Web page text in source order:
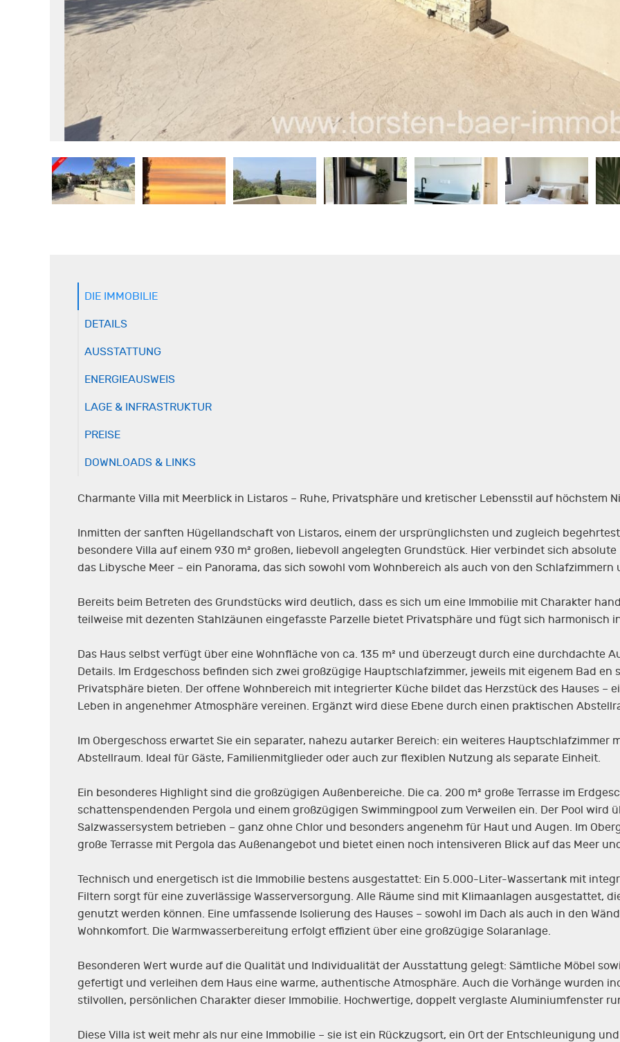
DIE IMMOBILIE
DETAILS
AUSSTATTUNG
ENERGIEAUSWEIS
LAGE & INFRASTRUKTUR
PREISE
DOWNLOADS & LINKS
Charmante Villa mit Meerblick in Listaros – Ruhe, Privatsphäre und kretischer Lebensstil auf höchstem
Inmitten der sanften Hügellandschaft von Listaros, einem der ursprünglichsten und zugleich
besondere Villa auf einem 930 m² großen, liebevoll angelegten Grundstück. Hier verbindet sich
das Libysche Meer – ein Panorama, das sich sowohl vom Wohnbereich als auch von den
Bereits beim Betreten des Grundstücks wird deutlich, dass es sich um eine Immobilie mit Charakter
teilweise mit dezenten Stahlzäunen eingefasste Parzelle bietet Privatsphäre und fügt sich harmonisch
Das Haus selbst verfügt über eine Wohnfläche von ca. 135 m² und überzeugt durch eine durchdachte
Details. Im Erdgeschoss befinden sich zwei großzügige Hauptschlafzimmer, jeweils mit eigenem Bad
Privatsphäre bieten. Der offene Wohnbereich mit integrierter Küche bildet das Herzstück des Hauses –
Leben in angenehmer Atmosphäre vereinen. Ergänzt wird diese Ebene durch einen praktischen
Im Obergeschoss erwartet Sie ein separater, nahezu autarker Bereich: ein weiteres Hauptschlafzimmer
Abstellraum. Ideal für Gäste, Familienmitglieder oder auch zur flexiblen Nutzung als separate Einheit.
Ein besonderes Highlight sind die großzügigen Außenbereiche. Die ca. 200 m² große Terrasse im
schattenspendenden Pergola und einem großzügigen Swimmingpool zum Verweilen ein. Der Pool wird
Salzwassersystem betrieben – ganz ohne Chlor und besonders angenehm für Haut und Augen. Im
große Terrasse mit Pergola das Außenangebot und bietet einen noch intensiveren Blick auf das Meer
Technisch und energetisch ist die Immobilie bestens ausgestattet: Ein 5.000-Liter-Wassertank mit
Filtern sorgt für eine zuverlässige Wasserversorgung. Alle Räume sind mit Klimaanlagen ausgestattet,
genutzt werden können. Eine umfassende Isolierung des Hauses – sowohl im Dach als auch in den
Wohnkomfort. Die Warmwasserbereitung erfolgt effizient über eine großzügige Solaranlage.
Besonderen Wert wurde auf die Qualität und Individualität der Ausstattung gelegt: Sämtliche Möbel
gefertigt und verleihen dem Haus eine warme, authentische Atmosphäre. Auch die Vorhänge wurden
stilvollen, persönlichen Charakter dieser Immobilie. Hochwertige, doppelt verglaste Aluminiumfenster
Diese Villa ist weit mehr als nur eine Immobilie – sie ist ein Rückzugsort, ein Ort der Entschleunigung